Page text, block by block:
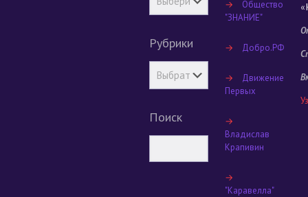
Рубрики
Поиск
→
Общество
"ЗНАНИЕ"
→ Добро.РФ
→
Движение
Первых
→
Владислав
Крапивин
→
"Каравелла"